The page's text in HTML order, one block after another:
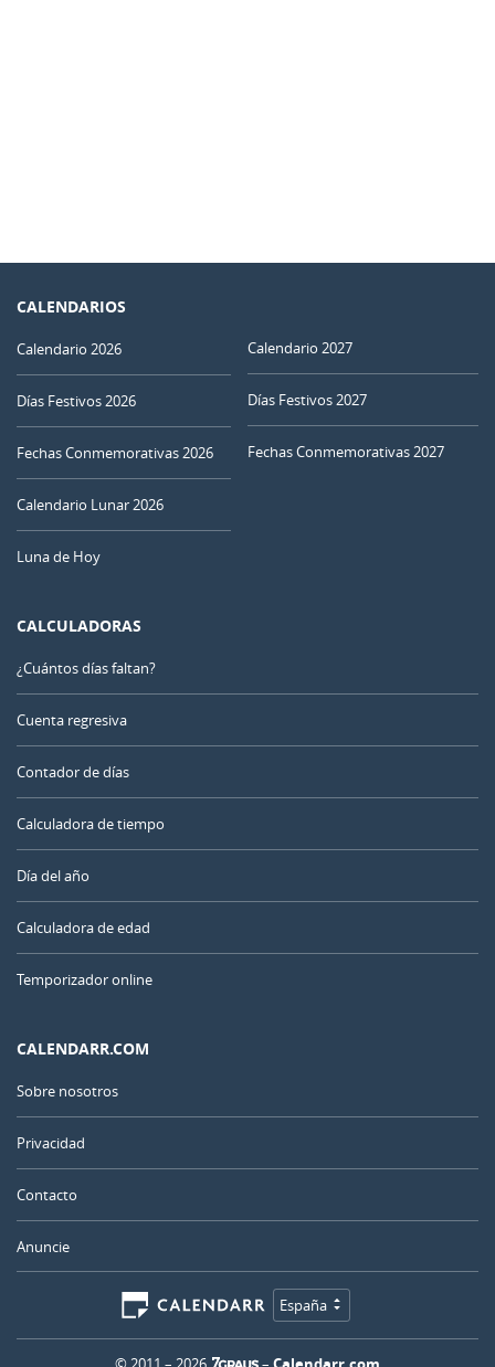
CALENDARIOS
Calendario 2026
Días Festivos 2026
Fechas Conmemorativas 2026
Calendario Lunar 2026
Luna de Hoy
Calendario 2027
Días Festivos 2027
Fechas Conmemorativas 2027
CALCULADORAS
¿Cuántos días faltan?
Cuenta regresiva
Contador de días
Calculadora de tiempo
Día del año
Calculadora de edad
Temporizador online
CALENDARR.COM
Sobre nosotros
Privacidad
Contacto
Anuncie
España